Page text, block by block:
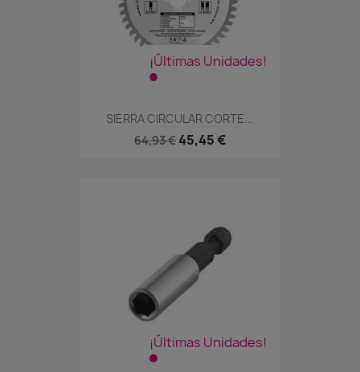
¡Últimas Unidades!
SIERRA CIRCULAR CORTE...
64,93 € 45,45 €
¡Últimas Unidades!